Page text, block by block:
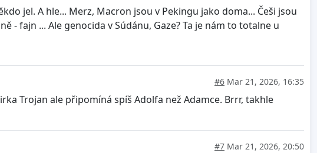
jel. A hle... Merz, Macron jsou v Pekingu jako doma... Češi jsou
- fajn ... Ale genocida v Súdánu, Gaze? Ta je nám to totalne u
#6 Mar 21, 2026, 16:35
Trojan ale připomíná spíš Adolfa než Adamce. Brrr, takhle
#7 Mar 21, 2026, 20:50